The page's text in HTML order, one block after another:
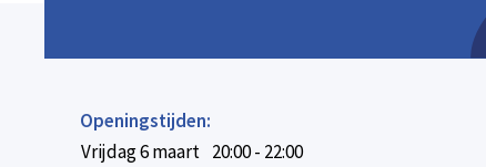
Openingstijden:
Vrijdag 6 maart 20:00 - 22:00